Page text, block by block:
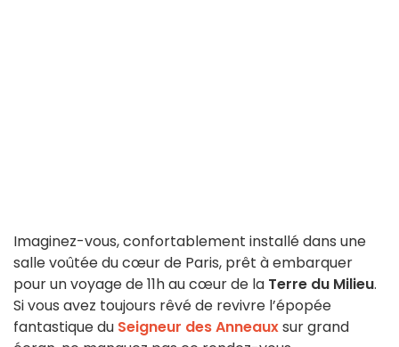
Imaginez-vous, confortablement installé dans une
salle voûtée du cœur de Paris, prêt à embarquer
pour un voyage de 11h au cœur de la Terre du Milieu.
Si vous avez toujours rêvé de revivre l’épopée
fantastique du Seigneur des Anneauxsur grand